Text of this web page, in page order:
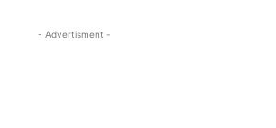
- Advertisment -